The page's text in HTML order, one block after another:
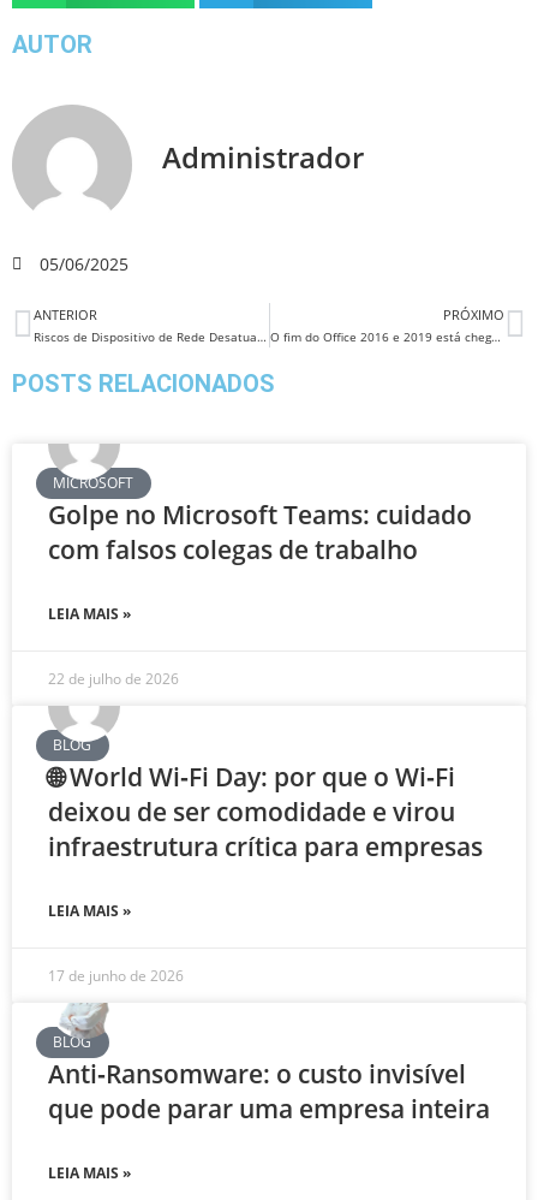
AUTOR
Administrador
05/06/2025
ANTERIOR
Riscos de Dispositivo de Rede Desatualizados
PRÓXIMO
O fim do Office 2016 e 2019 está chegando: por que sua empresa deve agir agora e migrar para o Microsoft 365
POSTS RELACIONADOS
MICROSOFT
Golpe no Microsoft Teams: cuidado
com falsos colegas de trabalho
LEIA MAIS »
22 de julho de 2026
BLOG
🌐 World Wi‑Fi Day: por que o Wi‑Fi
deixou de ser comodidade e virou
infraestrutura crítica para empresas
LEIA MAIS »
17 de junho de 2026
BLOG
Anti‑Ransomware: o custo invisível
que pode parar uma empresa inteira
LEIA MAIS »